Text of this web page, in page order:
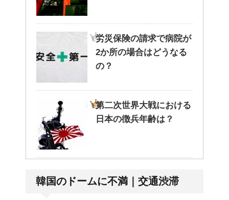
労災保険の請求で病院が
2か所の場合はどうなる
の？
第二次世界大戦における
日本の徴兵年齢は？
が薄い。脱ステロイドで
韓国のドームに不満｜交通渋滞